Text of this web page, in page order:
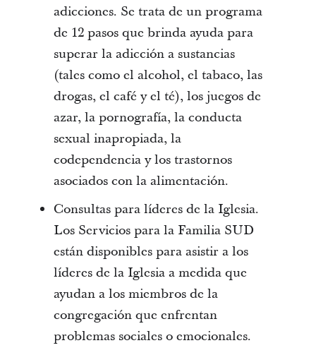
adicciones. Se trata de un programa
de 12 pasos que brinda ayuda para
superar la adicción a sustancias
(tales como el alcohol, el tabaco, las
drogas, el café y el té), los juegos de
azar, la pornografía, la conducta
sexual inapropiada, la
codependencia y los trastornos
asociados con la alimentación.
Consultas para líderes de la Iglesia.
Los Servicios para la Familia SUD
están disponibles para asistir a los
líderes de la Iglesia a medida que
ayudan a los miembros de la
congregación que enfrentan
problemas sociales o emocionales.